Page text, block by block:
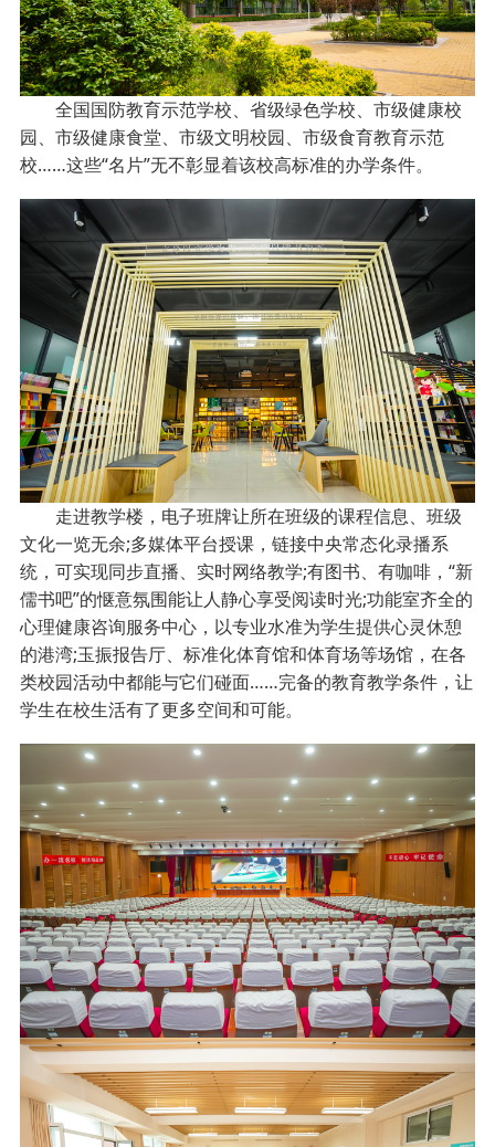
全国国防教育示范学校、省级绿色学校、市级健康校
园、市级健康食堂、市级文明校园、市级食育教育示范
校……这些“名片”无不彰显着该校高标准的办学条件。
走进教学楼，电子班牌让所在班级的课程信息、班级
文化一览无余;多媒体平台授课，链接中央常态化录播系
统，可实现同步直播、实时网络教学;有图书、有咖啡，“新
儒书吧”的惬意氛围能让人静心享受阅读时光;功能室齐全的
心理健康咨询服务中心，以专业水准为学生提供心灵休憩
的港湾;玉振报告厅、标准化体育馆和体育场等场馆，在各
类校园活动中都能与它们碰面……完备的教育教学条件，让
学生在校生活有了更多空间和可能。